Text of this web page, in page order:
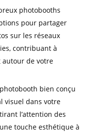
photobooths
pour partager
sur les réseaux
contribuant à
autour de votre
bien conçu
visuel dans votre
l’attention des
touche esthétique à